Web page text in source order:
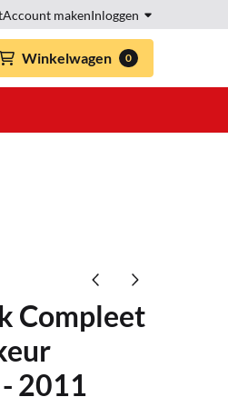
Account makenInloggen
Winkelwagen 0
Compleet
2011